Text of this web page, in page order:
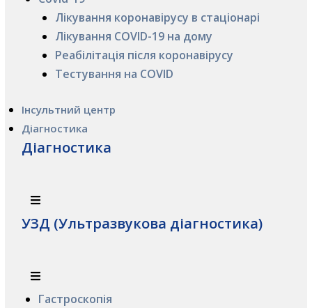
Лікування коронавірусу в стаціонарі
Лікування COVID-19 на дому
Реабілітація після коронавірусу
Тестування на COVID
Інсультний центр
Діагностика
Діагностика
УЗД (Ультразвукова діагностика)
Гастроскопія